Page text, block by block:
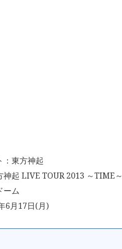
：東方神起
神起 LIVE TOUR 2013 ～TIME～
ーム
6月17日(月)